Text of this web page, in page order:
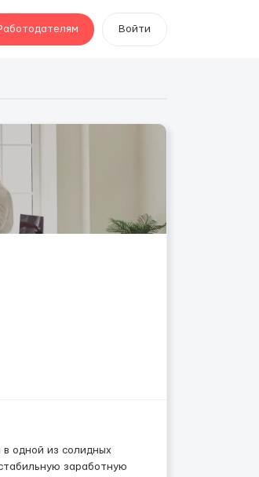
Войти
в одной из солидных
заработную